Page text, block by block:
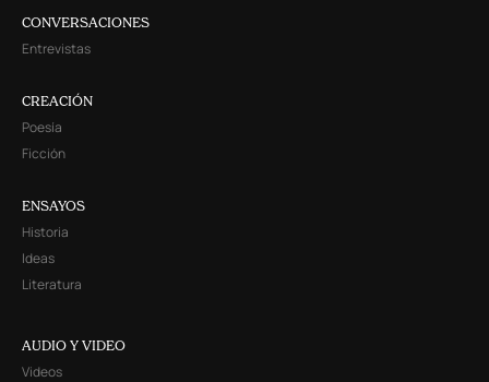
CONVERSACIONES
Entrevistas
CREACIÓN
Poesía
Ficción
ENSAYOS
Historia
Ideas
Literatura
AUDIO Y VIDEO
Videos